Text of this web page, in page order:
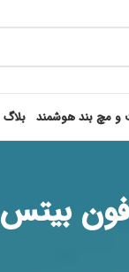
و مچ بند هوشمند بلاگ
بیتس